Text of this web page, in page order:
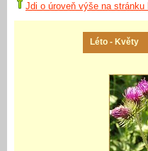
Jdi o úroveň výše na stránku